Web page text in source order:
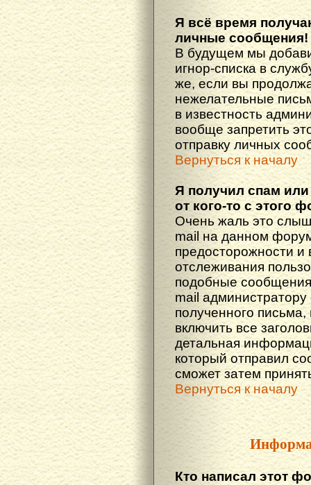
Я всё время
личные сообщения!
В будущем мы
игнор-списка в
же, если вы
нежелательные
в известность
вообще запретить
отправку личных
Вернуться к началу
Я получил спам
от кого-то с этого
Очень жаль это
mail на данном
предосторожности и
отслеживания
подобные
mail
полученного
включить все
детальная
который отправил
сможет затем
Вернуться к началу
Кто написал этот